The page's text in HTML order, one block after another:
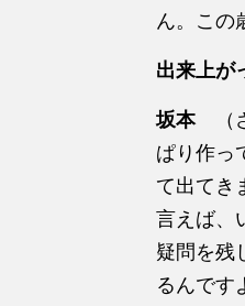
ん。この
出来上が
坂本
ぱり作っ
て出てき
言えば、
疑問を残
るんです